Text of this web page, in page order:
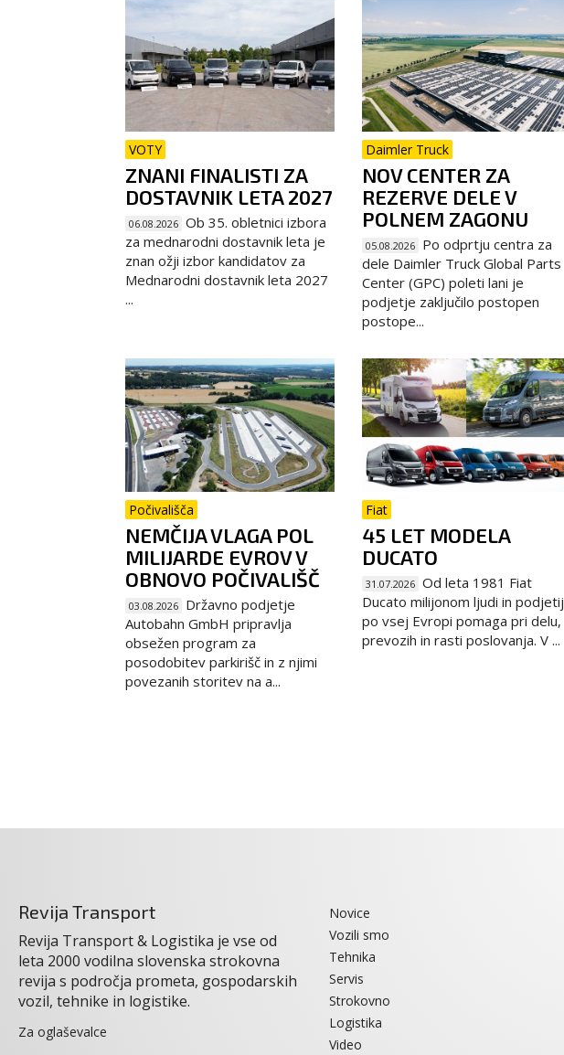
VOTY
ZNANI FINALISTI ZA
DOSTAVNIK LETA 2027
06.08.2026 Ob 35. obletnici izbora
za mednarodni dostavnik leta je
znan ožji izbor kandidatov za
Mednarodni dostavnik leta 2027
...
Daimler Truck
NOV CENTER ZA
REZERVE DELE V
POLNEM ZAGONU
05.08.2026
Po odprtju centra za
dele Daimler Truck Global Parts
Center (GPC) poleti lani je
podjetje zaključilo postopen
postope...
Počivališča
NEMČIJA VLAGA POL
MILIJARDE EVROV V
OBNOVO POČIVALIŠČ
03.08.2026
Državno podjetje
Autobahn GmbH pripravlja
obsežen program za
posodobitev parkirišč in z njimi
povezanih storitev na a...
Fiat
45 LET MODELA
DUCATO
31.07.2026 Od leta 1981 Fiat
Ducato milijonom ljudi in podjetij
po vsej Evropi pomaga pri delu,
prevozih in rasti poslovanja. V ...
Revija Transport
Revija Transport & Logistika je vse od
leta 2000 vodilna slovenska strokovna
revija s področja prometa, gospodarskih
vozil, tehnike in logistike.
Za oglaševalce
Novice
Vozili smo
Tehnika
Servis
Strokovno
Logistika
Video